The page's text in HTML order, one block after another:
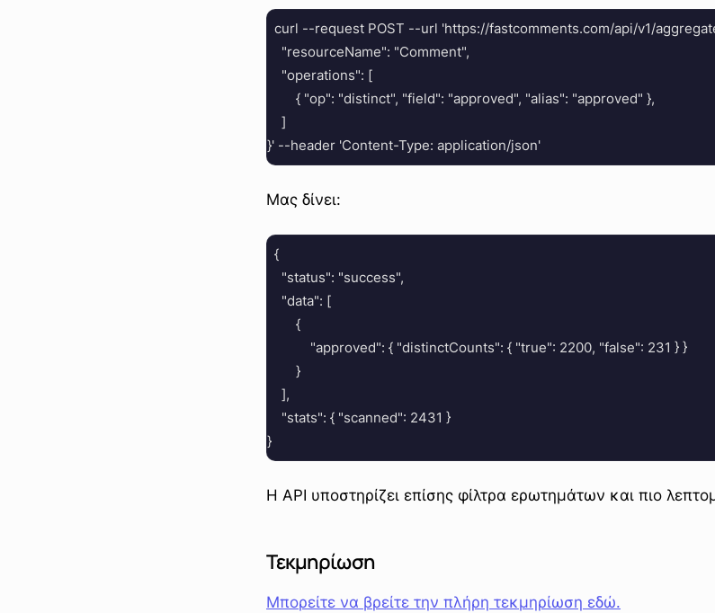
curl --request POST --url 'https://fastcomments.com/api/v1/
    "resourceName": "Comment",
    "operations": [
        { "op": "distinct", "field": "approved", "alias": "approved" },
    ]
Μας δίνει:
  {
    "status": "success",
    "data": [
        {
            "approved": { "distinctCounts": { "true": 2200, "false": 231 } }
        }
    ],
    "stats": { "scanned": 2431 }
Η API υποστηρίζει επίσης φίλτρα ερωτημάτων και πιο
Τεκμηρίωση
Μπορείτε να βρείτε την πλήρη τεκμηρίωση εδώ.